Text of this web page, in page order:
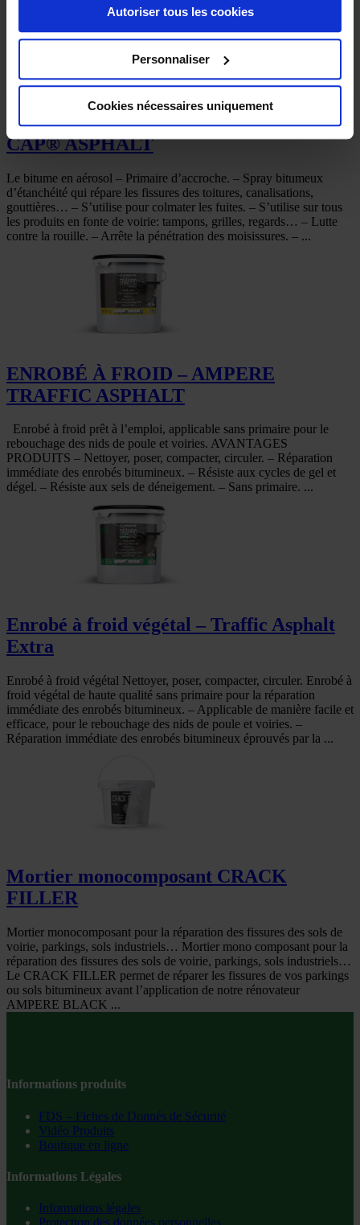
Autoriser tous les cookies
Personnaliser
Cookies nécessaires uniquement
BITUME EN AÉROSOL – TRIG-A-
CAP® ASPHALT
Le bitume en aérosol – Primaire d’accroche. – Spray bitumeux
d’étanchéité qui répare les fissures des toitures, canalisations,
gouttières… – S’utilise pour colmater les fuites. – S’utilise sur tous
les produits en fonte de voirie: tampons, grilles, regards… – Lutte
contre la rouille. – Arrête la pénétration des moisissures. – ...
ENROBÉ À FROID – AMPERE
TRAFFIC ASPHALT
Enrobé à froid prêt à l’emploi, applicable sans primaire pour le
rebouchage des nids de poule et voiries. AVANTAGES
PRODUITS – Nettoyer, poser, compacter, circuler. – Réparation
immédiate des enrobés bitumineux. – Résiste aux cycles de gel et
dégel. – Résiste aux sels de déneigement. – Sans primaire. ...
Enrobé à froid végétal – Traffic Asphalt
Extra
Enrobé à froid végétal Nettoyer, poser, compacter, circuler. Enrobé à
froid végétal de haute qualité sans primaire pour la réparation
immédiate des enrobés bitumineux. – Applicable de manière facile et
efficace, pour le rebouchage des nids de poule et voiries. –
Réparation immédiate des enrobés bitumineux éprouvés par la ...
Mortier monocomposant CRACK
FILLER
Mortier monocomposant pour la réparation des fissures des sols de
voirie, parkings, sols industriels… Mortier mono composant pour la
réparation des fissures des sols de voirie, parkings, sols industriels…
Le CRACK FILLER permet de réparer les fissures de vos parkings
ou sols bitumineux avant l’application de notre rénovateur
AMPERE BLACK ...
Informations produits
FDS – Fiches de Donnés de Sécurité
Vidéo Produits
Boutique en ligne
Informations Légales
Informations légales